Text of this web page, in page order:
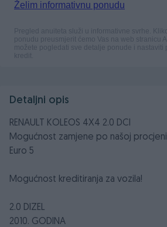
Detaljni opis
RENAULT KOLEOS 4X4 2.0 DCI
Mogućnost zamjene po našoj procjeni
Euro 5
Mogućnost kreditiranja za vozila!
2.0 DIZEL
2010. GODINA